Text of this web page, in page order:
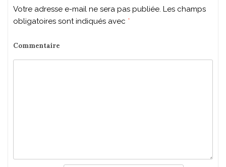
Votre adresse e-mail ne sera pas publiée. Les champs
obligatoires sont indiqués avec *
Commentaire